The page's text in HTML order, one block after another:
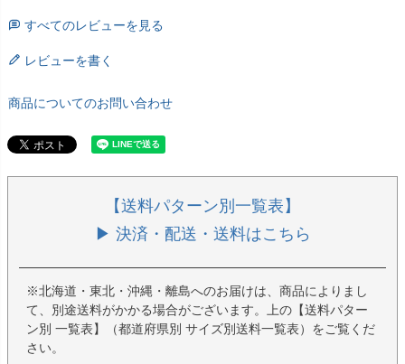
すべてのレビューを見る
レビューを書く
商品についてのお問い合わせ
【送料パターン別一覧表】
▶ 決済・配送・送料はこちら
※北海道・東北・沖縄・離島へのお届けは、商品によりまし
て、別途送料がかかる場合がございます。上の【送料パター
ン別 一覧表】（都道府県別 サイズ別送料一覧表）をご覧くだ
さい。